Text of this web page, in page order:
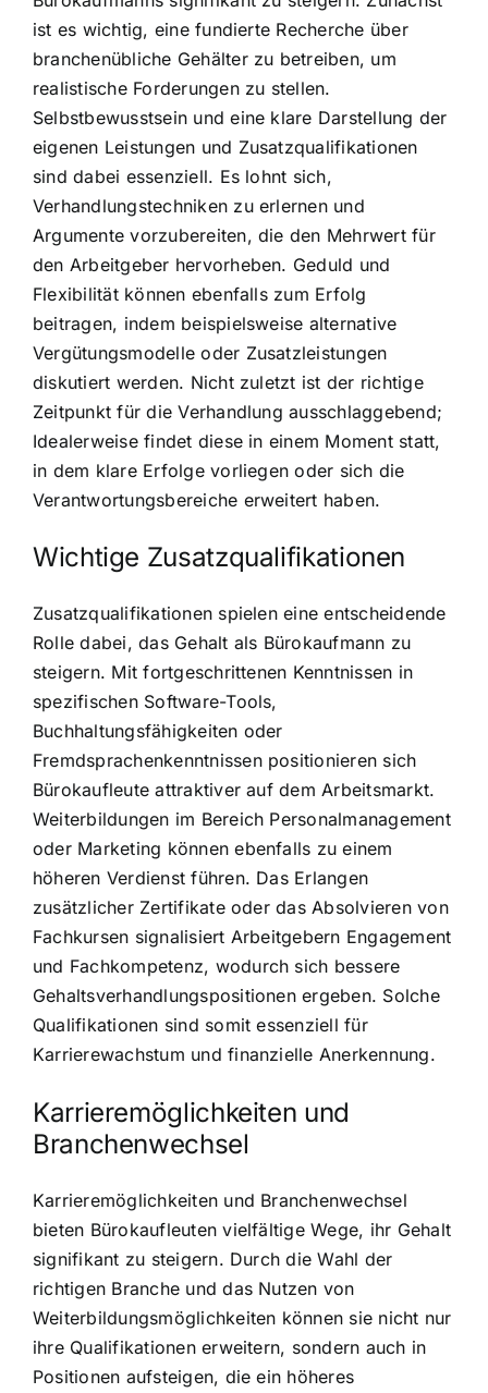
ist es wichtig, eine fundierte Recherche über
branchenübliche Gehälter zu betreiben, um
realistische Forderungen zu stellen.
Selbstbewusstsein und eine klare Darstellung der
eigenen Leistungen und Zusatzqualifikationen
sind dabei essenziell. Es lohnt sich,
Verhandlungstechniken zu erlernen und
Argumente vorzubereiten, die den Mehrwert für
den Arbeitgeber hervorheben. Geduld und
Flexibilität können ebenfalls zum Erfolg
beitragen, indem beispielsweise alternative
Vergütungsmodelle oder Zusatzleistungen
diskutiert werden. Nicht zuletzt ist der richtige
Zeitpunkt für die Verhandlung ausschlaggebend;
Idealerweise findet diese in einem Moment statt,
in dem klare Erfolge vorliegen oder sich die
Verantwortungsbereiche erweitert haben.
Wichtige Zusatzqualifikationen
Zusatzqualifikationen spielen eine entscheidende
Rolle dabei, das Gehalt als Bürokaufmann zu
steigern. Mit fortgeschrittenen Kenntnissen in
spezifischen Software-Tools,
Buchhaltungsfähigkeiten oder
Fremdsprachenkenntnissen positionieren sich
Bürokaufleute attraktiver auf dem Arbeitsmarkt.
Weiterbildungen im Bereich Personalmanagement
oder Marketing können ebenfalls zu einem
höheren Verdienst führen. Das Erlangen
zusätzlicher Zertifikate oder das Absolvieren von
Fachkursen signalisiert Arbeitgebern Engagement
und Fachkompetenz, wodurch sich bessere
Gehaltsverhandlungspositionen ergeben. Solche
Qualifikationen sind somit essenziell für
Karrierewachstum und finanzielle Anerkennung.
Karrieremöglichkeiten und
Branchenwechsel
Karrieremöglichkeiten und Branchenwechsel
bieten Bürokaufleuten vielfältige Wege, ihr Gehalt
signifikant zu steigern. Durch die Wahl der
richtigen Branche und das Nutzen von
Weiterbildungsmöglichkeiten können sie nicht nur
ihre Qualifikationen erweitern, sondern auch in
Positionen aufsteigen, die ein höheres